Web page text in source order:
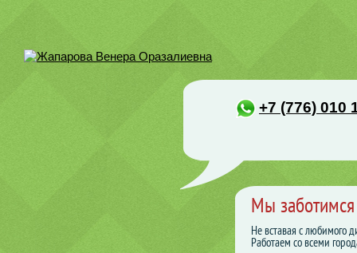
+7 (776) 010
Мы
Не вставая с любимого
Работаем со всеми